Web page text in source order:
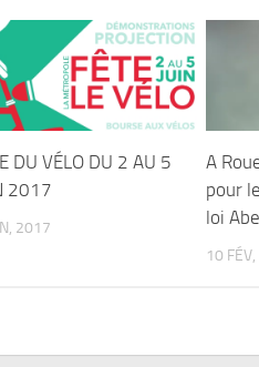
DU VÉLO DU 2 AU 5
2017
2017
A
pour
loi
10